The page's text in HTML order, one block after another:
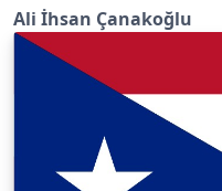
Ali İhsan Çanakoğlu